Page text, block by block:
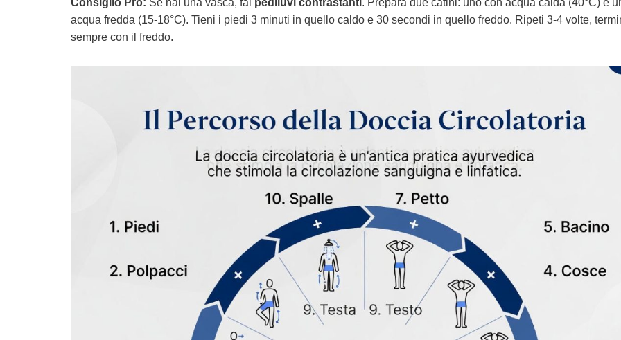
Consiglio Pro: Se hai una vasca, fai pediluvi contrastanti. Prepara due catini: uno con acqua calda (40°C) e
acqua fredda (15-18°C). Tieni i piedi 3 minuti in quello caldo e 30 secondi in quello freddo. Ripeti 3-4 volte,
sempre con il freddo.